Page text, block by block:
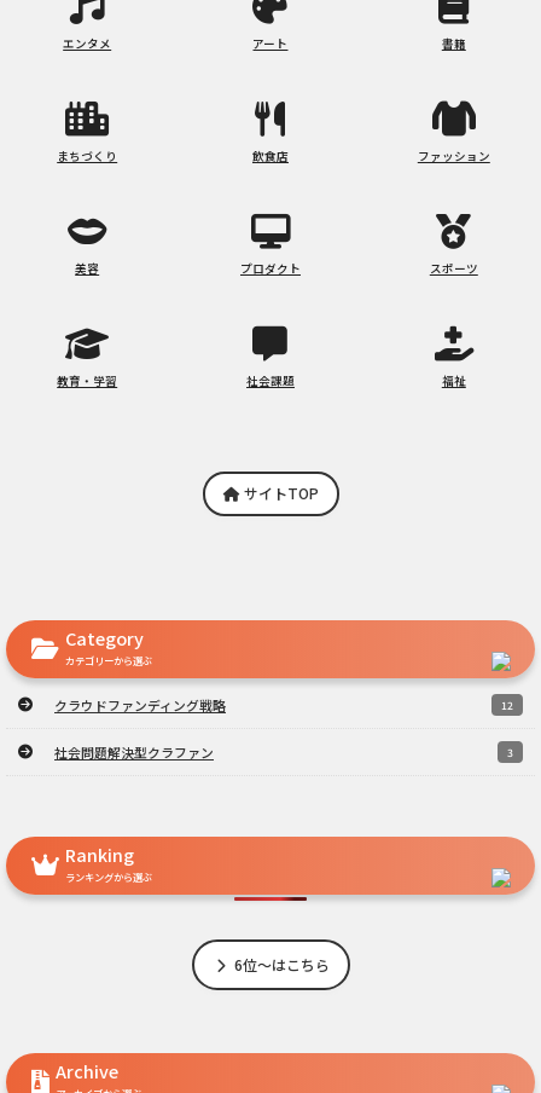
エンタメ アート 書籍
まちづくり 飲食店 ファッション
美容 プロダクト スポーツ
教育・学習 社会課題 福祉
サイトTOP
Category
カテゴリーから選ぶ
クラウドファンディング戦略 12
社会問題解決型クラファン 3
Ranking
ランキングから選ぶ
6位～はこちら
Archive